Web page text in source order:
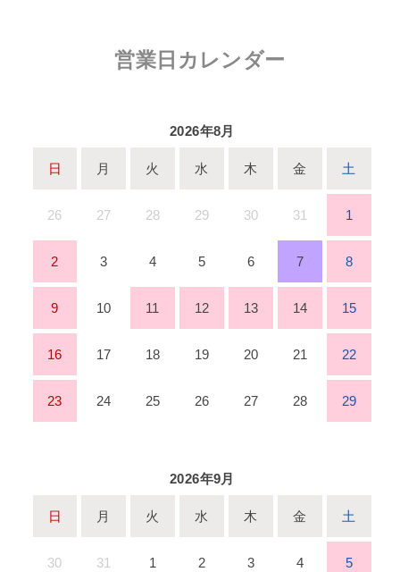
営業日カレンダー
2026年8月
日 月 火 水 木 金 土
26 27 28 29 30 31 1
2 3 4 5 6 7 8
9 10 11 12 13 14 15
16 17 18 19 20 21 22
23 24 25 26 27 28 29
2026年9月
日 月 火 水 木 金 土
30 31 1 2 3 4 5